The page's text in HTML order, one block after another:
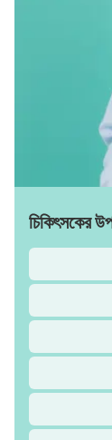
চিকিৎসকের